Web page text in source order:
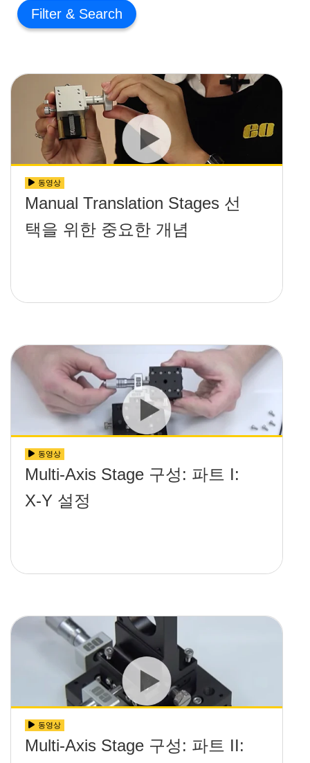
Filter
동영상
Manual Translation Stages 선
택을 위한 중요한 개념
동영상
Multi-Axis Stage 구성: 파트 I:
X-Y 설정
동영상
Multi-Axis Stage 구성: 파트 II: